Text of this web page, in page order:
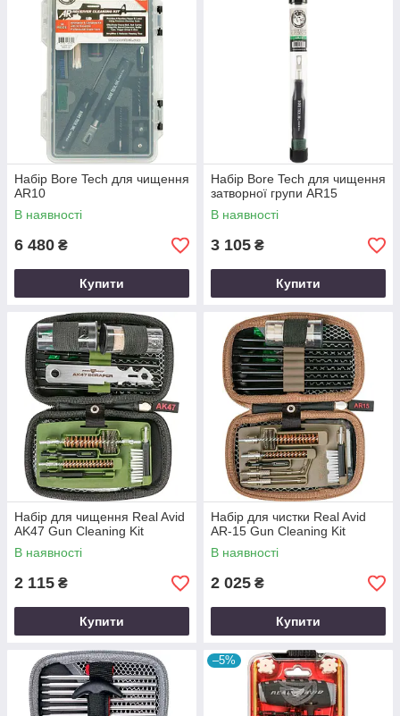
Набір Bore Tech для чищення
AR10
В наявності
6 480 ₴
Купити
Набір Bore Tech для чищення
затворної групи AR15
В наявності
3 105 ₴
Купити
Набір для чищення Real Avid
AK47 Gun Cleaning Kit
В наявності
2 115 ₴
Купити
Набір для чистки Real Avid
AR-15 Gun Cleaning Kit
В наявності
2 025 ₴
Купити
–5%